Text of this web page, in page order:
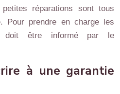
réparations sont tous
Pour prendre en charge les
doit être informé par le
à une garantie